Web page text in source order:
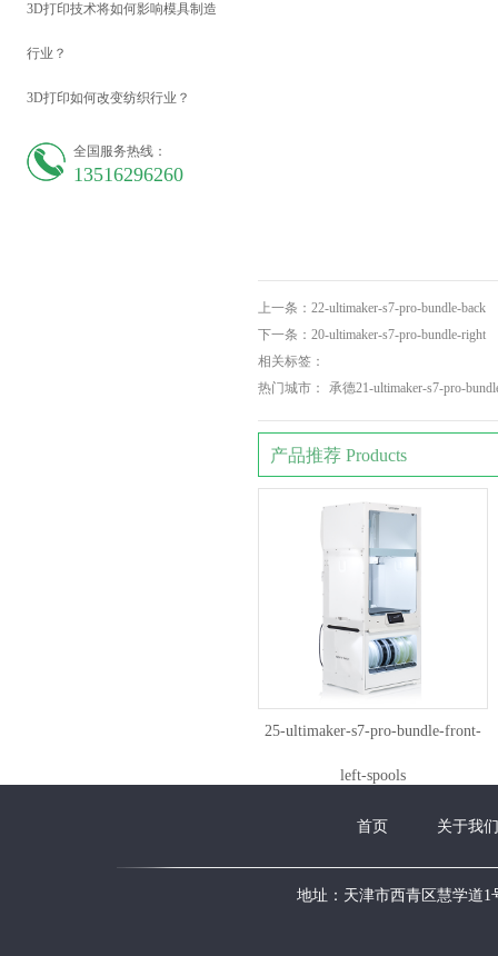
3D打印技术将如何影响模具制造
行业？
3D打印如何改变纺织行业？
全国服务热线：
13516296260
上一条： 22-ultimaker-s7-pro-bundle-back
下一条： 20-ultimaker-s7-pro-bundle-right
相关标签：
热门城市：
承德21-ultimaker-s7-pro-
产品推荐 Products
25-ultimaker-s7-pro-bundle-front-
left-spools
首页 关于我们
地址：天津市西青区慧学道1